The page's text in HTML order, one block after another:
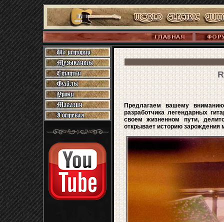
Предлагаем вашему
разработчика легендарных
своем жизненном пути,
открывает историю зарождения